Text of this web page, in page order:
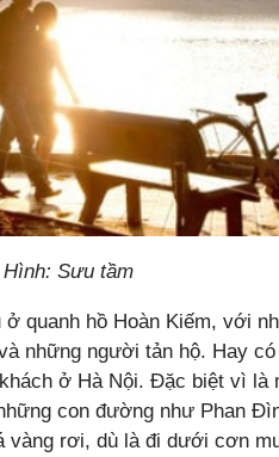
Sưu tầm
quanh hồ Hoàn Kiếm, với
những người tản hộ. Hay
ở Hà Nội. Đặc biệt vì là
con đường như Phan
vàng rơi, dù là đi dưới cơn